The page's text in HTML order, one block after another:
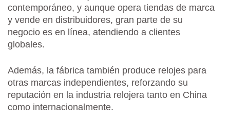
contemporáneo, y aunque opera tiendas de marca
y vende en distribuidores, gran parte de su
negocio es en línea, atendiendo a clientes
globales.
Además, la fábrica también produce relojes para
otras marcas independientes, reforzando su
reputación en la industria relojera tanto en China
como internacionalmente.